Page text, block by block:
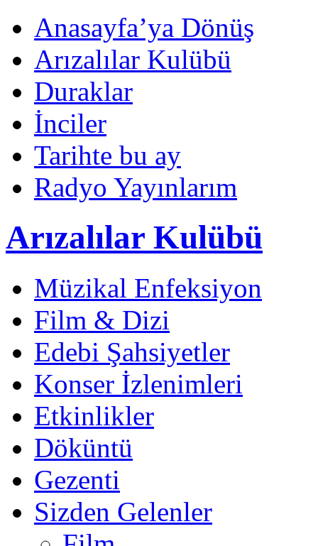
Anasayfa’ya Dönüş
Arızalılar Kulübü
Duraklar
İnciler
Tarihte bu ay
Radyo Yayınlarım
Arızalılar Kulübü
Müzikal Enfeksiyon
Film & Dizi
Edebi Şahsiyetler
Konser İzlenimleri
Etkinlikler
Döküntü
Gezenti
Sizden Gelenler